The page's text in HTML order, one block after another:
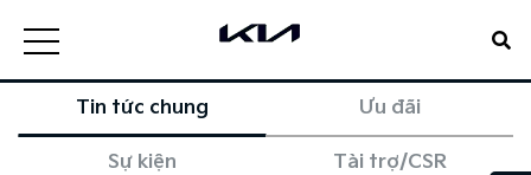
Tin tức chung Ưu đãi
Sự kiện Tài trợ/CSR